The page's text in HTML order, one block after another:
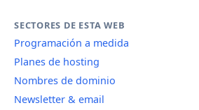
SECTORES DE ESTA WEB
Programación a medida
Planes de hosting
Nombres de dominio
Newsletter & email